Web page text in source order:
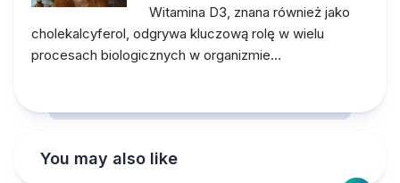
Witamina D3, znana również jako
cholekalcyferol, odgrywa kluczową rolę w wielu
procesach biologicznych w organizmie…
You may also like